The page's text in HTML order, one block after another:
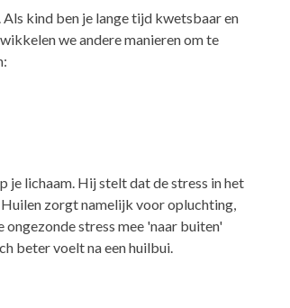
kind ben je lange tijd kwetsbaar en
we andere manieren om te
je lichaam. Hij stelt dat de stress in het
zorgt namelijk voor opluchting,
stress mee 'naar buiten'
beter voelt na een huilbui.